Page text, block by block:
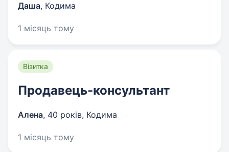
Даша, Кодима
1 місяць тому
Візитка
Продавець-консультант
Алена, 40 років, Кодима
1 місяць тому